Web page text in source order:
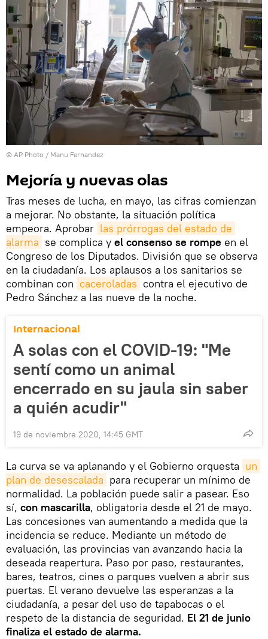
© AP Photo / Manu Fernandez
Mejoría y nuevas olas
Tras meses de lucha, en mayo, las cifras comienzan
a mejorar. No obstante, la situación política
empeora. Aprobar las prórrogas del estado de
alarma se complica y el consenso se rompe en el
Congreso de los Diputados. División que se observa
en la ciudadanía. Los aplausos a los sanitarios se
combinan con caceroladas contra el ejecutivo de
Pedro Sánchez a las nueve de la noche.
Internacional
A solas con el COVID-19: "Me
sentí como un animal
encerrado en su jaula sin saber
a quién acudir"
19 de noviembre 2020, 14:45 GMT
La curva se va aplanando y el Gobierno orquesta un
plan de desescalada para recuperar un mínimo de
normalidad. La población puede salir a pasear. Eso
sí, con mascarilla, obligatoria desde el 21 de mayo.
Las concesiones van aumentando a medida que la
incidencia se reduce. Mediante un método de
evaluación, las provincias van avanzando hacia la
deseada reapertura. Paso por paso, restaurantes,
bares, teatros, cines o parques vuelven a abrir sus
puertas. El verano devuelve las esperanzas a la
ciudadanía, a pesar del uso de tapabocas o el
respeto de la distancia de seguridad. El 21 de junio
finaliza el estado de alarma.